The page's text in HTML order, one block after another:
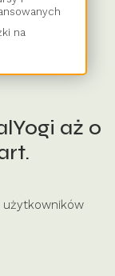
na
aż o